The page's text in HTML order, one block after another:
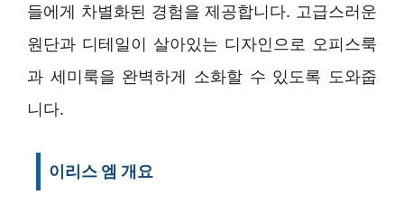
들에게 차별화된 경험을 제공합니다. 고급스러운
원단과 디테일이 살아있는 디자인으로 오피스룩
과 세미룩을 완벽하게 소화할 수 있도록 도와줍
니다.
이리스 엠 개요